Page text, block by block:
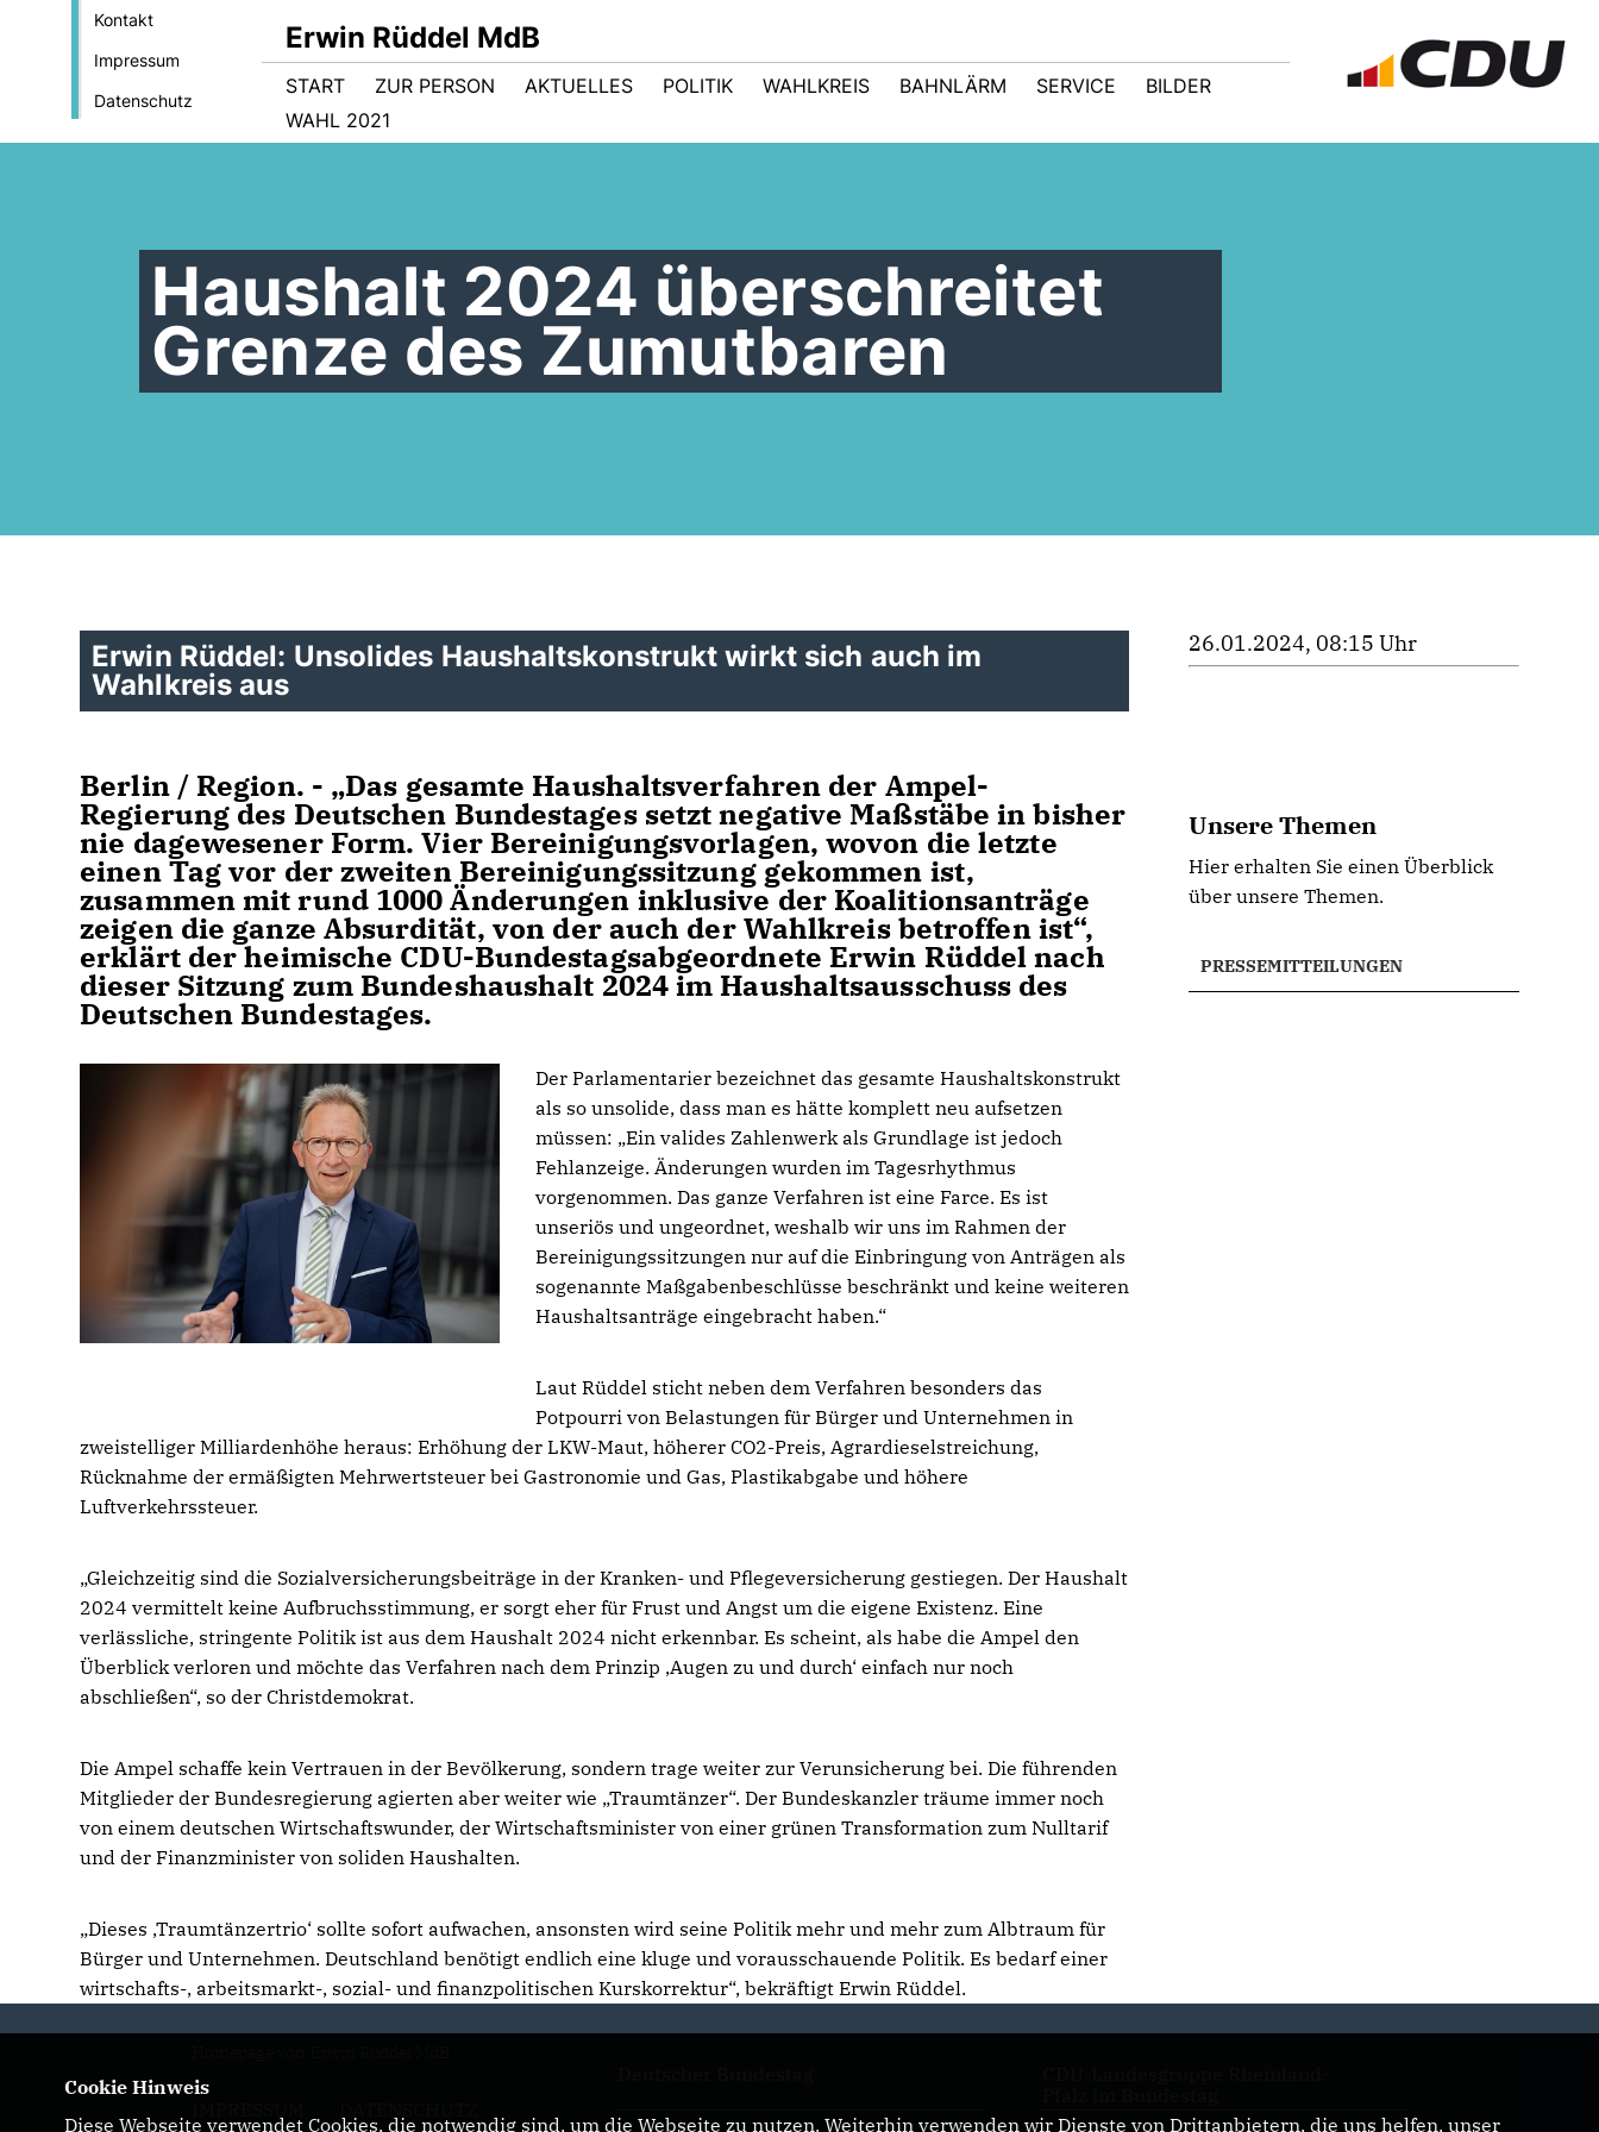
Kontakt
Impressum
Datenschutz
Erwin Rüddel MdB
START ZUR PERSON AKTUELLES POLITIK WAHLKREIS BAHNLÄRM SERVICE
BILDER
WAHL 2021
Haushalt 2024 überschreitet
Grenze des Zumutbaren
Erwin Rüddel: Unsolides Haushaltskonstrukt wirkt sich auch im
Wahlkreis aus
Berlin / Region. - „Das gesamte Haushaltsverfahren der Ampel-
Regierung des Deutschen Bundestages setzt negative Maßstäbe in bisher
nie dagewesener Form. Vier Bereinigungsvorlagen, wovon die letzte
einen Tag vor der zweiten Bereinigungssitzung gekommen ist,
zusammen mit rund 1000 Änderungen inklusive der Koalitionsanträge
zeigen die ganze Absurdität, von der auch der Wahlkreis betroffen ist“,
erklärt der heimische CDU-Bundestagsabgeordnete Erwin Rüddel nach
dieser Sitzung zum Bundeshaushalt 2024 im Haushaltsausschuss des
Deutschen Bundestages.
Der Parlamentarier bezeichnet das gesamte Haushaltskonstrukt
als so unsolide, dass man es hätte komplett neu aufsetzen
müssen: „Ein valides Zahlenwerk als Grundlage ist jedoch
Fehlanzeige. Änderungen wurden im Tagesrhythmus
vorgenommen. Das ganze Verfahren ist eine Farce. Es ist
unseriös und ungeordnet, weshalb wir uns im Rahmen der
Bereinigungssitzungen nur auf die Einbringung von Anträgen als
sogenannte Maßgabenbeschlüsse beschränkt und keine weiteren
Haushaltsanträge eingebracht haben.“
Laut Rüddel sticht neben dem Verfahren besonders das
Potpourri von Belastungen für Bürger und Unternehmen in
zweistelliger Milliardenhöhe heraus: Erhöhung der LKW-Maut, höherer CO2-Preis, Agrardieselstreichung,
Rücknahme der ermäßigten Mehrwertsteuer bei Gastronomie und Gas, Plastikabgabe und höhere
Luftverkehrssteuer.
Gleichzeitig sind die Sozialversicherungsbeiträge in der Kranken- und Pflegeversicherung gestiegen. Der Haushalt
2024 vermittelt keine Aufbruchsstimmung, er sorgt eher für Frust und Angst um die eigene Existenz. Eine
verlässliche, stringente Politik ist aus dem Haushalt 2024 nicht erkennbar. Es scheint, als habe die Ampel den
Überblick verloren und möchte das Verfahren nach dem Prinzip ‚Augen zu und durch‘ einfach nur noch
abschließen“, so der Christdemokrat.
Die Ampel schaffe kein Vertrauen in der Bevölkerung, sondern trage weiter zur Verunsicherung bei. Die führenden
Mitglieder der Bundesregierung agierten aber weiter wie „Traumtänzer“. Der Bundeskanzler träume immer noch
von einem deutschen Wirtschaftswunder, der Wirtschaftsminister von einer grünen Transformation zum Nulltarif
und der Finanzminister von soliden Haushalten.
Dieses ‚Traumtänzertrio‘ sollte sofort aufwachen, ansonsten wird seine Politik mehr und mehr zum Albtraum für
Bürger und Unternehmen. Deutschland benötigt endlich eine kluge und vorausschauende Politik. Es bedarf einer
wirtschafts-, arbeitsmarkt-, sozial- und finanzpolitischen Kurskorrektur“, bekräftigt Erwin Rüddel.
26.01.2024, 08:15 Uhr
Unsere Themen
Hier erhalten Sie einen Überblick
über unsere Themen.
PRESSEMITTEILUNGEN
Cookie Hinweis
Diese Webseite verwendet Cookies, die notwendig sind, um die Webseite zu nutzen. Weiterhin verwenden wir Dienste von Drittanbietern, die uns helfen, unser